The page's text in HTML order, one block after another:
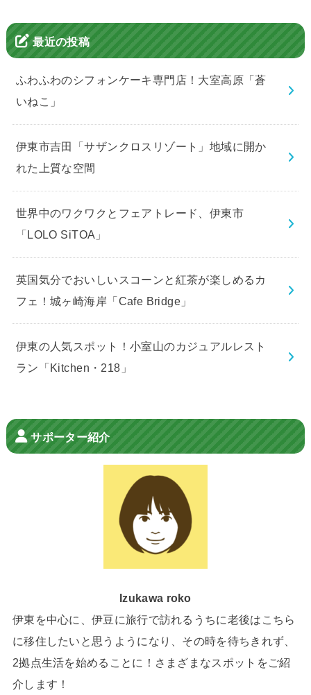
最近の投稿
ふわふわのシフォンケーキ専門店！大室高原「蒼
いねこ」
伊東市吉田「サザンクロスリゾート」地域に開か
れた上質な空間
世界中のワクワクとフェアトレード、伊東市
「LOLO SiTOA」
英国気分でおいしいスコーンと紅茶が楽しめるカ
フェ！城ヶ崎海岸「Cafe Bridge」
伊東の人気スポット！小室山のカジュアルレスト
ラン「Kitchen・218」
サポーター紹介
Izukawa roko
伊東を中心に、伊豆に旅行で訪れるうちに老後はこちら
に移住したいと思うようになり、その時を待ちきれず、
2拠点生活を始めることに！さまざまなスポットをご紹
介します！